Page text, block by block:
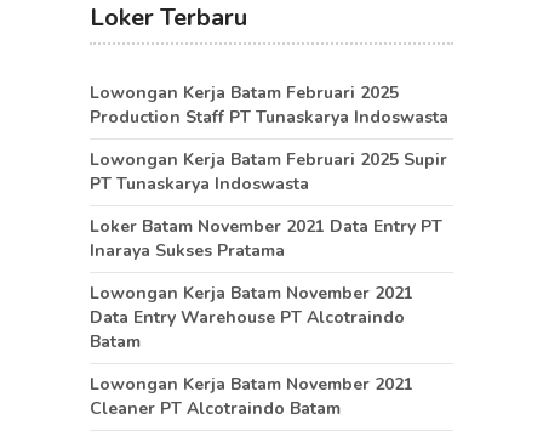
Loker Terbaru
Lowongan Kerja Batam Februari 2025
Production Staff PT Tunaskarya Indoswasta
Lowongan Kerja Batam Februari 2025 Supir
PT Tunaskarya Indoswasta
Loker Batam November 2021 Data Entry PT
Inaraya Sukses Pratama
Lowongan Kerja Batam November 2021
Data Entry Warehouse PT Alcotraindo
Batam
Lowongan Kerja Batam November 2021
Cleaner PT Alcotraindo Batam